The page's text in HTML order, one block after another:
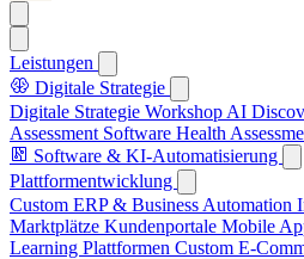
Leistungen
Digitale Strategie
Digitale Strategie Workshop AI
Assessment Software Health
Software & KI-Automatisierung
Plattformentwicklung
Custom ERP & Business Automation
Marktplätze Kundenportale Mobile
Learning Plattformen Custom E-